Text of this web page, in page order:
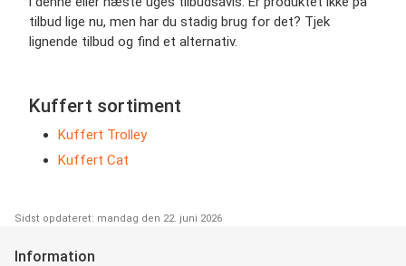
tilbud lige nu, men har du stadig brug for det? Tjek
lignende tilbud og find et alternativ.
Kuffert sortiment
Kuffert Trolley
Kuffert Cat
Sidst opdateret: mandag den 22. juni 2026
Information